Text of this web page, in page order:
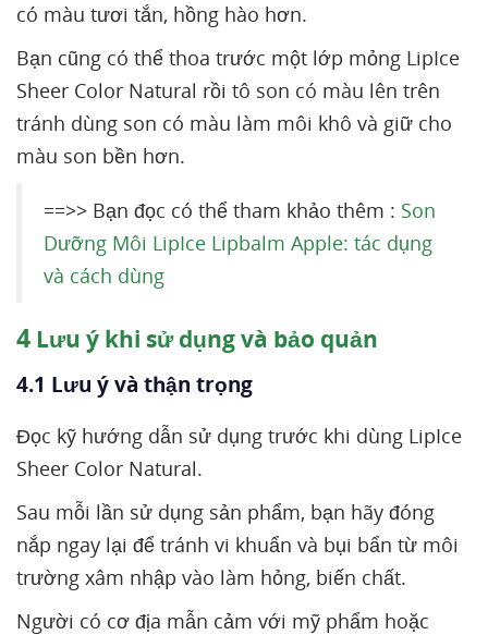
có màu tươi tắn, hồng hào hơn.
Bạn cũng có thể thoa trước một lớp mỏng LipIce
Sheer Color Natural rồi tô son có màu lên trên
tránh dùng son có màu làm môi khô và giữ cho
màu son bền hơn.
==>> Bạn đọc có thể tham khảo thêm : Son
Dưỡng Môi LipIce Lipbalm Apple: tác dụng
và cách dùng
4 Lưu ý khi sử dụng và bảo quản
4.1 Lưu ý và thận trọng
Đọc kỹ hướng dẫn sử dụng trước khi dùng LipIce
Sheer Color Natural.
Sau mỗi lần sử dụng sản phẩm, bạn hãy đóng
nắp ngay lại để tránh vi khuẩn và bụi bẩn từ môi
trường xâm nhập vào làm hỏng, biến chất.
Người có cơ địa mẫn cảm với mỹ phẩm hoặc